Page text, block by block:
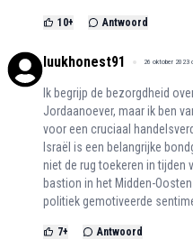
10+ Antwoord
luukhonest91 26 oktober 2023
Ik begrijp de bezorgdheid
Jordaanoever, maar ik ben
voor een cruciaal
Israël is een belangrijke
niet de rug toekeren in tijden
bastion in het Midden-
politiek gemotiveerde
7+ Antwoord